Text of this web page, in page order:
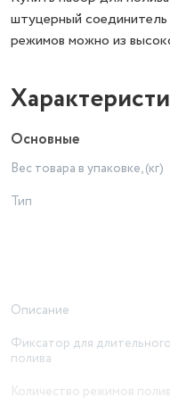
штуцерный
режимов можно из
Основные
Вес товара в упаковке, (кг)
Тип
Описание
Фиксатор для длительного
полива
Количество режимов